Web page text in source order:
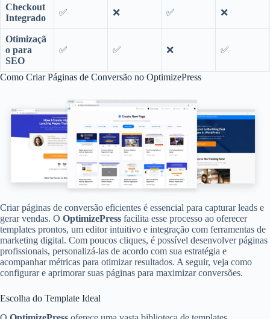
Checkout
Integrado
✅ ❌ ✅ ❌
Otimizaçã
o para
SEO
✅ ✅ ❌ ✅
Como Criar Páginas de Conversão no OptimizePress
Criar páginas de conversão eficientes é essencial para capturar leads e
gerar vendas. O OptimizePress facilita esse processo ao oferecer
templates prontos, um editor intuitivo e integração com ferramentas de
marketing digital. Com poucos cliques, é possível desenvolver páginas
profissionais, personalizá-las de acordo com sua estratégia e
acompanhar métricas para otimizar resultados. A seguir, veja como
configurar e aprimorar suas páginas para maximizar conversões.
Escolha do Template Ideal